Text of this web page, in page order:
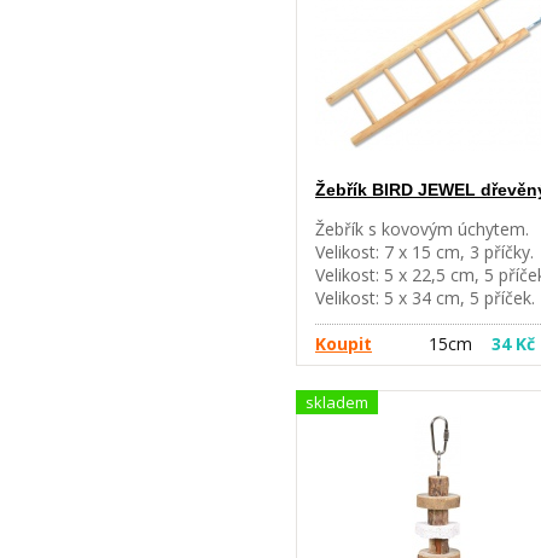
Žebřík BIRD JEWEL
Žebřík s kovovým úchytem.
Velikost: 7 x 15 cm, 3 příčky.
Velikost: 5 x 22,5 cm, 5
Velikost: 5 x 34 cm, 5 příček.
Velikost: 7 x 40 cm, 7 příček.
Velikost: 9 x 44,5 cm, 7
Koupit 15cm 34 Kč
skladem